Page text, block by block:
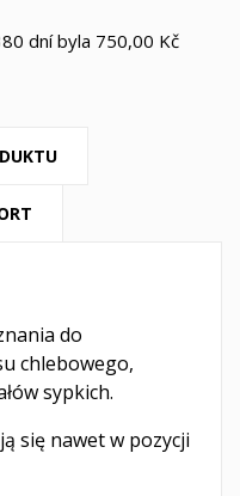
dní byla 750,00 Kč
do
chlebowego,
sypkich.
się nawet w pozycji